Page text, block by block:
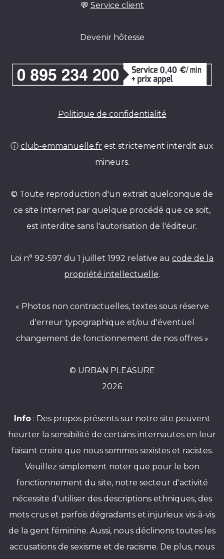
💬 Service client
Devenir hôtesse
Politique de confidentialité
ⓘ club-emmanuelle.fr est strictement interdit aux
mineurs.
© Toute reproduction d'un extrait quelconque de
ce site Internet par quelque procédé que ce soit,
est interdite sans l'autorisation de l'éditeur.
Loi n° 92-597 du 1 juillet 1992 relative au code de la
propriété intellectuelle.
« Photos non contractuelles, textes sous réserve
d'erreur typographique et/ou d'éventuel
changement de fonctionnement de nos offres »
© URBAN PLEASURE
2026
Info: Des propos présents sur notre site peuvent
heurter la sensibilité de certains internautes en leur
faisant croire que nous sommes sexistes et racistes.
Veuillez simplement noter que pour le bon
fonctionnement du site, notre secteur d'activité
nécessite d'utiliser des descriptions ethniques, des
mots crus et parfois dégradants et injurieux vis-à-vis
de la gent féminine. Aussi, nous déclinons toutes les
accusations de sexisme et de racisme. De plus, nous